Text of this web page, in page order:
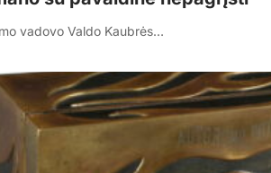
vadovo Valdo Kaubrės…